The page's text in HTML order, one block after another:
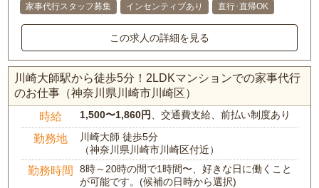
家事代行スタッフ募集
インセンティブあり 直行･直帰OK
この求人の詳細を見る
川崎大師駅から徒歩5分！2LDKマンションでの家事代行
のお仕事（神奈川県川崎市川崎区）
時給 1,500〜1,860円 、交通費支給、前払い制度あり
勤務地
川崎大師 徒歩5分
（神奈川県川崎市川崎区付近）
勤務時間
8時～20時の間で1時間〜、好きな日に働くこと
が可能です。(候補の日時から選択)